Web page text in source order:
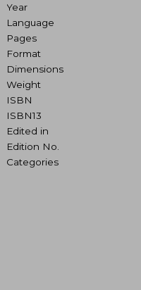
Year
Language
Pages
Format
Dimensions
Weight
ISBN
ISBN13
Edited in
Edition No.
Categories